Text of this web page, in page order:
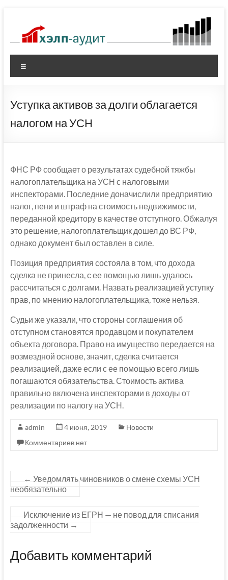
содержимому
Уступка активов за долги облагается
налогом на УСН
ФНС РФ сообщает о результатах судебной тяжбы
налогоплательщика на УСН с налоговыми
инспекторами. Последние доначислили предприятию
налог, пени и штраф на стоимость недвижимости,
переданной кредитору в качестве отступного. Обжалуя
это решение, налогоплательщик дошел до ВС РФ,
однако документ был оставлен в силе.
Позиция предприятия состояла в том, что дохода
сделка не принесла, с ее помощью лишь удалось
рассчитаться с долгами. Назвать реализацией уступку
прав, по мнению налогоплательщика, тоже нельзя.
Судьи же указали, что стороны соглашения об
отступном становятся продавцом и покупателем
объекта договора. Право на имущество передается на
возмездной основе, значит, сделка считается
реализацией, даже если с ее помощью всего лишь
погашаются обязательства. Стоимость актива
правильно включена инспекторами в доходы от
реализации по налогу на УСН.
admin 4 июня, 2019
Новости
Комментариев нет
← Уведомлять чиновников о смене схемы УСН
необязательно
Исключение из ЕГРН — не повод для списания
задолженности →
Добавить комментарий